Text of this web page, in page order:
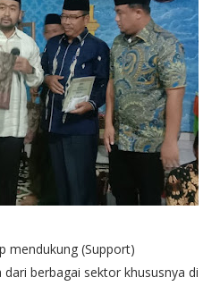
mendukung (Support)
berbagai sektor khususnya di